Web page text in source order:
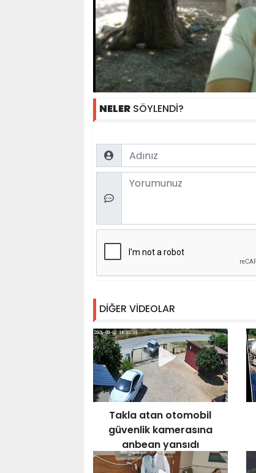
NELERSÖYLENDİ?
Name
Comment
DİĞER VİDEOLAR
Takla atan otomobil
güvenlik kamerasına
anbean yansıdı